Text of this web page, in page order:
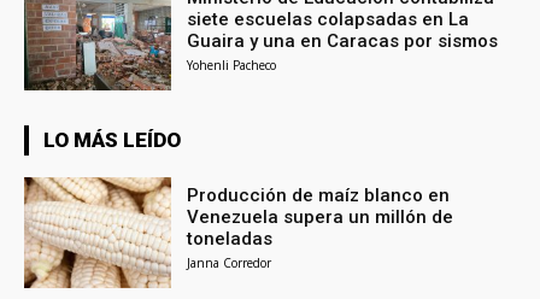
siete escuelas colapsadas en La
Guaira y una en Caracas por sismos
Yohenli Pacheco
LO MÁS LEÍDO
Producción de maíz blanco en
Venezuela supera un millón de
toneladas
Janna Corredor